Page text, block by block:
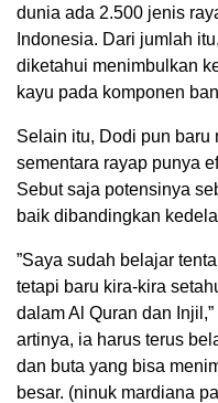
dunia ada 2.500 jenis
Indonesia. Dari jumlah
diketahui menimbulkan
kayu pada komponen
Selain itu, Dodi pun baru
sementara rayap punya
Sebut saja potensinya
baik dibandingkan
”Saya sudah belajar
tetapi baru kira-kira
dalam Al Quran dan
artinya, ia harus terus
dan buta yang bisa
besar. (ninuk mardiana